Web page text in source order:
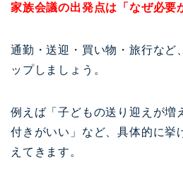
家族会議の出発点は「なぜ必要
通勤・送迎・買い物・旅行など
ップしましょう。
例えば「子どもの送り迎えが増
付きがいい」など、具体的に挙
えてきます。